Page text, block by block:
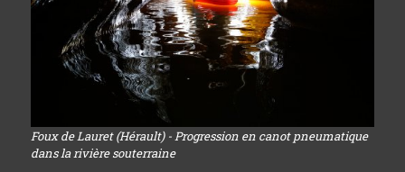
Foux de Lauret (Hérault) - Progression en canot pneumatique
dans la rivière souterraine